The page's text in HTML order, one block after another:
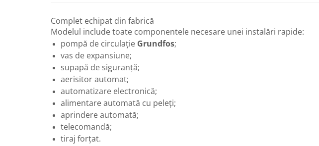
Tevi si fitinguri PPR
Fitinguri alama
Tevi si fitinguri fonta
Robineti de trecere pentru apa
Robineti coltari pentru apa
Robineti pentru gaz
Robineti radiator
Accesorii robineti
Complet echipat din fabrică
Modelul include toate componentele necesare unei instalări rapide:
pompă de circulație Grundfos;
vas de expansiune;
supapă de siguranță;
aerisitor automat;
automatizare electronică;
alimentare automată cu peleți;
aprindere automată;
telecomandă;
tiraj forțat.